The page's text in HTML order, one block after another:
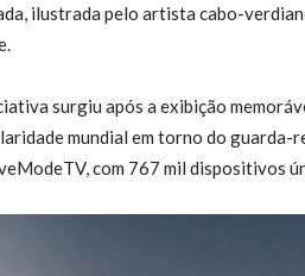
ilustrada pelo artista cabo-
surgiu após a exibição
mundial em torno do guarda-
com 767 mil dispositivos